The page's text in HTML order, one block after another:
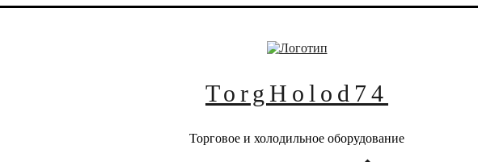
TorgHolod74
Торговое и холодильное оборудование